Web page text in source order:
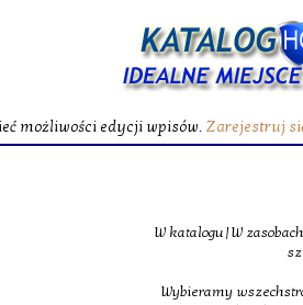
możliwości edycji wpisów. Zarejestruj
W katalogu|W
Wybieramy